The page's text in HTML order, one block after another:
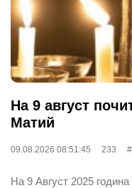
На 9 август
Матий
09.08.2026 08:51:45 233
На 9 Август 2025